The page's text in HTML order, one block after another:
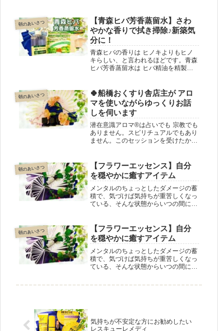
メールでご相談ください。
朝のあいさつ
【青森ヒバ芳香蒸留水】さわ
やかな香りで拭き掃除♪新築気
分に！
青森ヒバの香りは ヒノキよりもヒノ
キらしい、と言われるほどです。青森
ヒバ芳香蒸留水は ヒバ精油を精製す
抗菌作用も期待できます。バケツの水
にこの芳香蒸留水を少し加えて拭き掃
除してみてください！空気が清々しく
なります(^^)お家の中で体を動かし
て、体もお家もリフレッシュしましょ
う.。
朝のあいさつ
🍀船橋おくすり舎店主が アロ
マを使いながらゆっくりお話
しを伺います
潜在意識アロマ®は占いでも 宗教でも
ありません。スピリチュアルでもあり
ません。このセッションを受けたから
かけです。その後は意外な方向に話が
進むこともあります。体調不良の原因
が分かることもあります。
朝のあいさつ
【フラワーエッセンス】自分
を穏やかに癒すアイテム
メンタルのちょっとしたダメージの蓄
積で、気づけば気持ちが重苦しくなっ
ている、そんな状態からいつの間にか
で心を癒す自然療法のひとつで、副作
用の心配も、食品や 他の薬剤との相
互作用もありません。エッセンスは38
種類。ご自分で選んでも、店主がお手
伝いしても。
朝のあいさつ
【フラワーエッセンス】自分
を穏やかに癒すアイテム
メンタルのちょっとしたダメージの蓄
積で、気づけば気持ちが重苦しくなっ
ている、そんな状態からいつの間にか
伝いしても。
気持ちが不安定な方にお勧めしたい
レスキューレメディ